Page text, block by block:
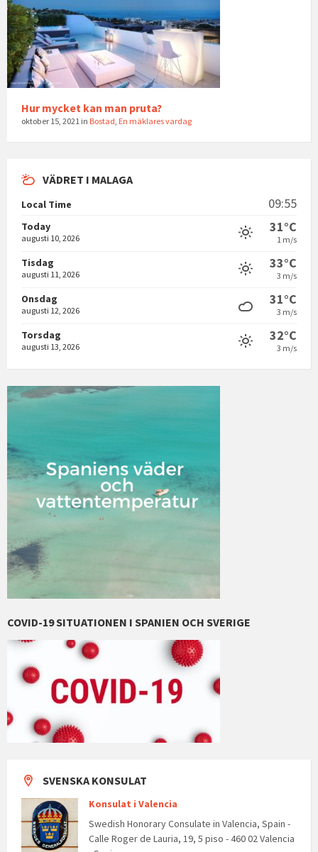
Hur mycket kan man pruta?
oktober 15, 2021 in Bostad En mäklares vardag
VÄDRET I MALAGA
Local Time 09:55
Today
augusti 10, 2026
31°C
1 m/s
Tisdag
augusti 11, 2026
33°C
3 m/s
Onsdag
augusti 12, 2026
31°C
3 m/s
Torsdag
augusti 13, 2026
32°C
3 m/s
COVID-19 SITUATIONEN I SPANIEN OCH SVERIGE
SVENSKA KONSULAT
Konsulat i Valencia
Swedish Honorary Consulate in Valencia, Spain -
Calle Roger de Lauria, 19, 5 piso - 460 02 Valencia